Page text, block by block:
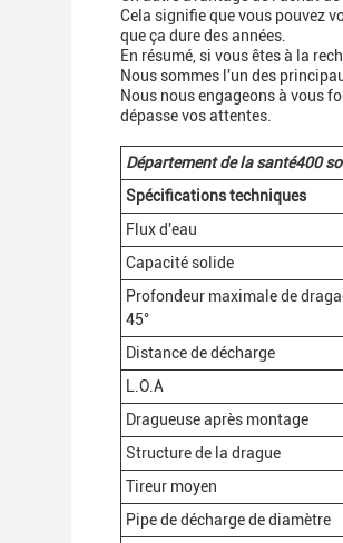
Cela signifie que vous pouvez
que ça dure des années.
En résumé, si vous êtes à la
Nous sommes l'un des
Nous nous engageons à vous
dépasse vos attentes.
Département de la santé400
Spécifications techniques
Flux d'eau
Capacité solide
Profondeur maximale de
45°
Distance de décharge
L.O.A
Dragueuse après montage
Structure de la drague
Tireur moyen
Pipe de décharge de diamètre